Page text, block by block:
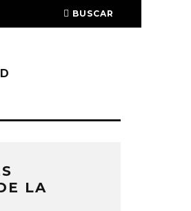
BUSCAR
LA